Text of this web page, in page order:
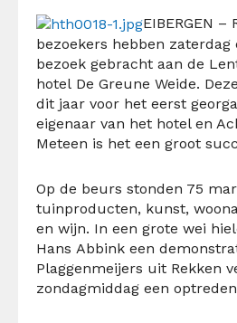
EIBERGEN
bezoekers hebben zaterdag
bezoek gebracht aan de
hotel De Greune Weide.
dit jaar voor het eerst
eigenaar van het hotel en
Meteen is het een groot
Op de beurs stonden 75
tuinproducten, kunst,
en wijn. In een grote wei
Hans Abbink een
Plaggenmeijers uit Rekken
zondagmiddag een